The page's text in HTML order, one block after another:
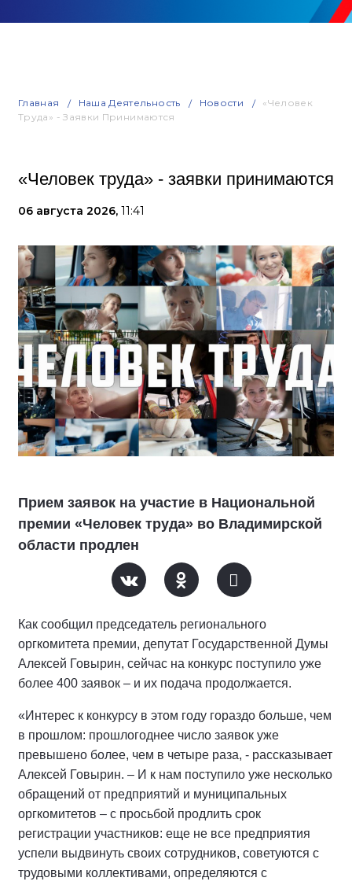
Главная Наша Деятельность Новости
«Человек
Труда» - Заявки Принимаются
«Человек труда» - заявки принимаются
06 августа 2026, 11:41
Прием заявок на участие в Национальной
премии «Человек труда» во Владимирской
области продлен
Как сообщил председатель регионального
оргкомитета премии, депутат Государственной Думы
Алексей Говырин, сейчас на конкурс поступило уже
более 400 заявок – и их подача продолжается.
«Интерес к конкурсу в этом году гораздо больше, чем
в прошлом: прошлогоднее число заявок уже
превышено более, чем в четыре раза, - рассказывает
Алексей Говырин. – И к нам поступило уже несколько
обращений от предприятий и муниципальных
оргкомитетов – с просьбой продлить срок
регистрации участников: еще не все предприятия
успели выдвинуть своих сотрудников, советуются с
трудовыми коллективами, определяются с